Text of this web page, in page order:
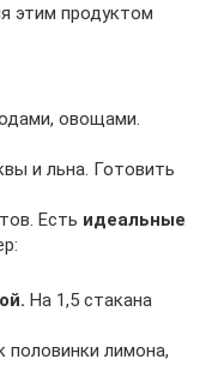
этим продуктом
овощами.
и льна. Готовить
Есть идеальные
На 1,5 стакана
половинки лимона,